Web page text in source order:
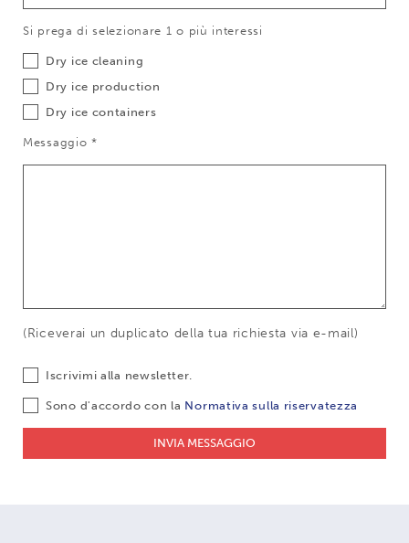
Si prega di selezionare 1 o più interessi
Dry ice cleaning
Dry ice production
Dry ice containers
Messaggio *
(Riceverai un duplicato della tua richiesta via e-mail)
Iscrivimi alla newsletter.
Sono d'accordo con la Normativa sulla riservatezza
INVIA MESSAGGIO